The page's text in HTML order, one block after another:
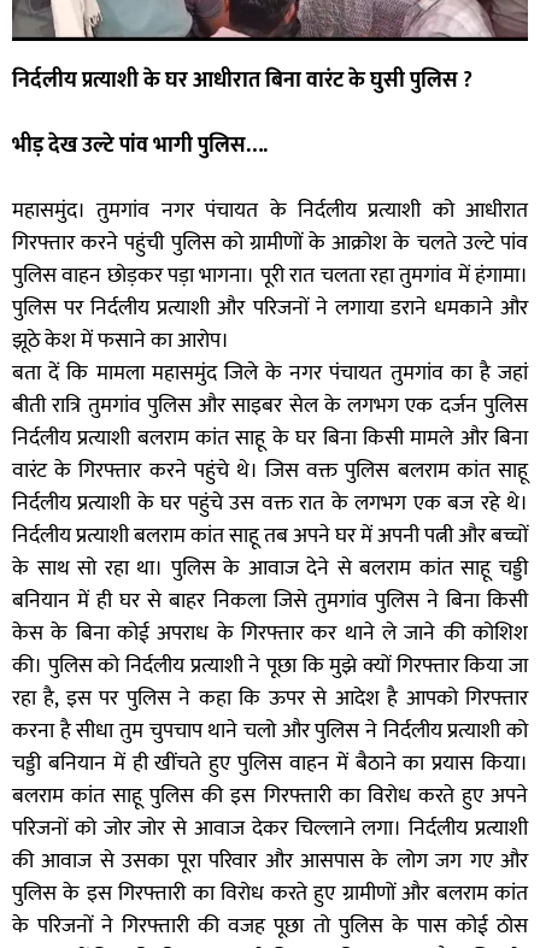
निर्दलीय प्रत्याशी के घर आधीरात बिना वारंट के घुसी पुलिस ?
भीड़ देख उल्टे पांव भागी पुलिस….
महासमुंद। तुमगांव नगर पंचायत के निर्दलीय प्रत्याशी को आधीरात
गिरफ्तार करने पहुंची पुलिस को ग्रामीणों के आक्रोश के चलते उल्टे पांव
पुलिस वाहन छोड़कर पड़ा भागना। पूरी रात चलता रहा तुमगांव में हंगामा।
पुलिस पर निर्दलीय प्रत्याशी और परिजनों ने लगाया डराने धमकाने और
झूठे केश में फसाने का आरोप।
बता दें कि मामला महासमुंद जिले के नगर पंचायत तुमगांव का है जहां
बीती रात्रि तुमगांव पुलिस और साइबर सेल के लगभग एक दर्जन पुलिस
निर्दलीय प्रत्याशी बलराम कांत साहू के घर बिना किसी मामले और बिना
वारंट के गिरफ्तार करने पहुंचे थे। जिस वक्त पुलिस बलराम कांत साहू
निर्दलीय प्रत्याशी के घर पहुंचे उस वक्त रात के लगभग एक बज रहे थे।
निर्दलीय प्रत्याशी बलराम कांत साहू तब अपने घर में अपनी पत्नी और बच्चों
के साथ सो रहा था। पुलिस के आवाज देने से बलराम कांत साहू चड्डी
बनियान में ही घर से बाहर निकला जिसे तुमगांव पुलिस ने बिना किसी
केस के बिना कोई अपराध के गिरफ्तार कर थाने ले जाने की कोशिश
की। पुलिस को निर्दलीय प्रत्याशी ने पूछा कि मुझे क्यों गिरफ्तार किया जा
रहा है, इस पर पुलिस ने कहा कि ऊपर से आदेश है आपको गिरफ्तार
करना है सीधा तुम चुपचाप थाने चलो और पुलिस ने निर्दलीय प्रत्याशी को
चड्डी बनियान में ही खींचते हुए पुलिस वाहन में बैठाने का प्रयास किया।
बलराम कांत साहू पुलिस की इस गिरफ्तारी का विरोध करते हुए अपने
परिजनों को जोर जोर से आवाज देकर चिल्लाने लगा। निर्दलीय प्रत्याशी
की आवाज से उसका पूरा परिवार और आसपास के लोग जग गए और
पुलिस के इस गिरफ्तारी का विरोध करते हुए ग्रामीणों और बलराम कांत
के परिजनों ने गिरफ्तारी की वजह पूछा तो पुलिस के पास कोई ठोस